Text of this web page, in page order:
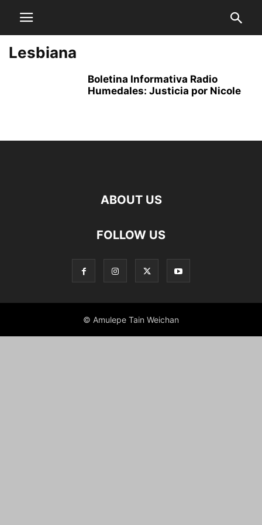
Lesbiana
Boletina Informativa Radio
Humedales: Justicia por Nicole
ABOUT US
FOLLOW US
© Amulepe Tain Weichan